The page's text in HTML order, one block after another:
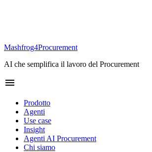
Mashfrog4Procurement
AI che semplifica il lavoro del Procurement
menu
Prodotto
Agenti
Use case
Insight
Agenti AI Procurement
Chi siamo